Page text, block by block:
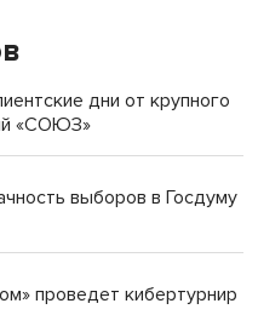
дни от крупного
«СОЮЗ»
выборов в Госдуму
проведет кибертурнир